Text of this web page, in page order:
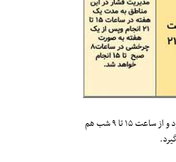
طبق جدول جیره‌بندی، آب در شهر همدان از ساعت ۸ صبح تا ۳ بعدازظهر در ۵۷ نقطه شهر قطع می‌شود و از ساعت ۱۵ تا ۹ شب هم